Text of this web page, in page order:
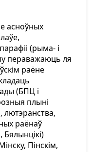
асноўных
(рыма- і
пераважаюць ля
раёне
(БПЦ і
плыні
лютэранства,
раёнаў
Бялынцікі)
Пінскім,